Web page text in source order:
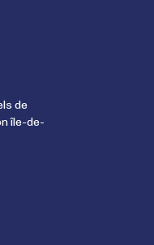
de
île-de-